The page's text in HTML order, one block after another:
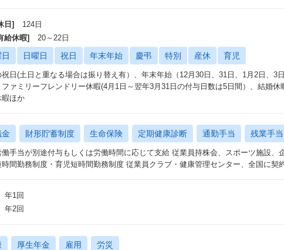
日]
124日
給休暇]
20～22日
日曜日 祝日 年末年始 慶弔 特別 産休 育児
祝日(土日と重なる場合は振り替え有）、年末年始（12月30日、31日、1月2日、3
ファミリーフレンドリー休暇(4月1日～翌年3月31日の付与日数は5日間）、結婚
暇ほか
財形貯蓄制度 生命保険 定期健康診断 通勤手当 残業手当
手当が別途付与もしくは労働時間に応じて支給 従業員持株会、スポーツ施設、
間勤務制度・育児短時間勤務制度 従業員クラブ・健康管理センター、全国に契
年1回
年2回
厚生年金 雇用 労災